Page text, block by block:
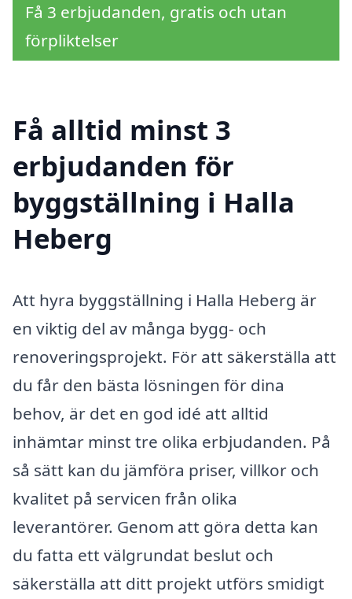
Få 3 erbjudanden, gratis och utan
förpliktelser
Få alltid minst 3
erbjudanden för
byggställning i Halla
Heberg
Att hyra byggställning i Halla Heberg är
en viktig del av många bygg- och
renoveringsprojekt. För att säkerställa att
du får den bästa lösningen för dina
behov, är det en god idé att alltid
inhämtar minst tre olika erbjudanden. På
så sätt kan du jämföra priser, villkor och
kvalitet på servicen från olika
leverantörer. Genom att göra detta kan
du fatta ett välgrundat beslut och
säkerställa att ditt projekt utförs smidigt